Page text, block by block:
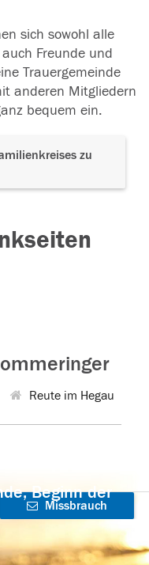
sich sowohl alle
Freunde und
Trauergemeinde
anderen Mitgliedern
bequem ein.
zu
Reute im Hegau
Beginn der
Missbrauch